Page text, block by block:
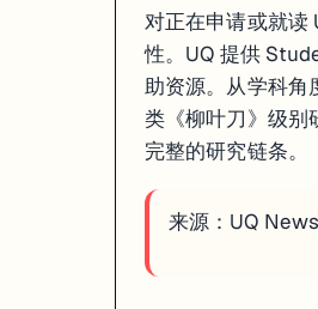
对正在申请或就读
性。UQ 提供
助资源。从学科
类《柳叶刀》级
完整的研究链条。
来源： UQ